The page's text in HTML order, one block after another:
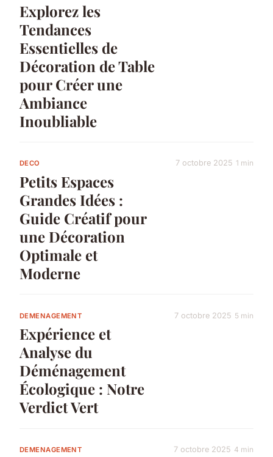
Explorez les
Tendances
Essentielles de
Décoration de Table
pour Créer une
Ambiance
Inoubliable
DECO
Petits Espaces
Grandes Idées :
Guide Créatif pour
une Décoration
Optimale et
Moderne
7 octobre 2025 1 min
DEMENAGEMENT
Expérience et
Analyse du
Déménagement
Écologique : Notre
Verdict Vert
7 octobre 2025 5 min
DEMENAGEMENT 7 octobre 2025 4 min